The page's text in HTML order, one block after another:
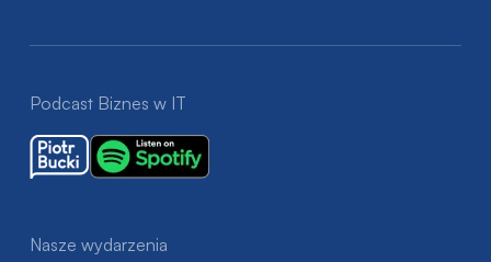
Podcast Biznes w IT
Nasze wydarzenia